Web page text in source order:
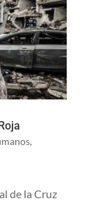
,
de la Cruz